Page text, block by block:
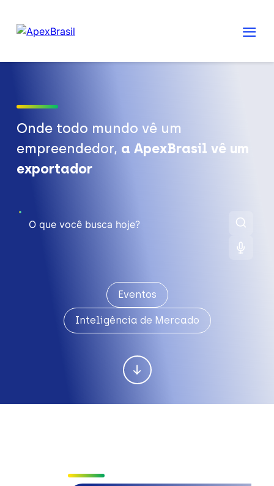
Onde todo mundo vê um
empreendedor, a ApexBrasil vê um
exportador
Eventos
Inteligência de Mercado